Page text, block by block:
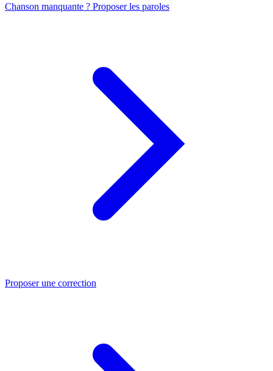
Chanson manquante ? Proposer les paroles
Proposer une correction